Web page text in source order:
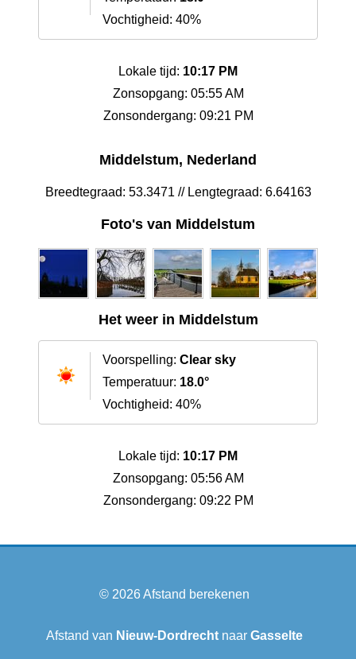
Vochtigheid: 40%
Lokale tijd: 10:17 PM
Zonsopgang: 05:55 AM
Zonsondergang: 09:21 PM
Middelstum, Nederland
Breedtegraad: 53.3471 // Lengtegraad: 6.64163
Foto's van Middelstum
Het weer in Middelstum
Voorspelling: Clear sky
Temperatuur: 18.0°
Vochtigheid: 40%
Lokale tijd: 10:17 PM
Zonsopgang: 05:56 AM
Zonsondergang: 09:22 PM
© 2026Afstand berekenen
Afstand van Nieuw-Dordrechtnaar Gasselte